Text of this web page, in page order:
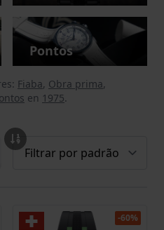
Pontos
Fiaba, Obra prima,
en 1975.
-60%